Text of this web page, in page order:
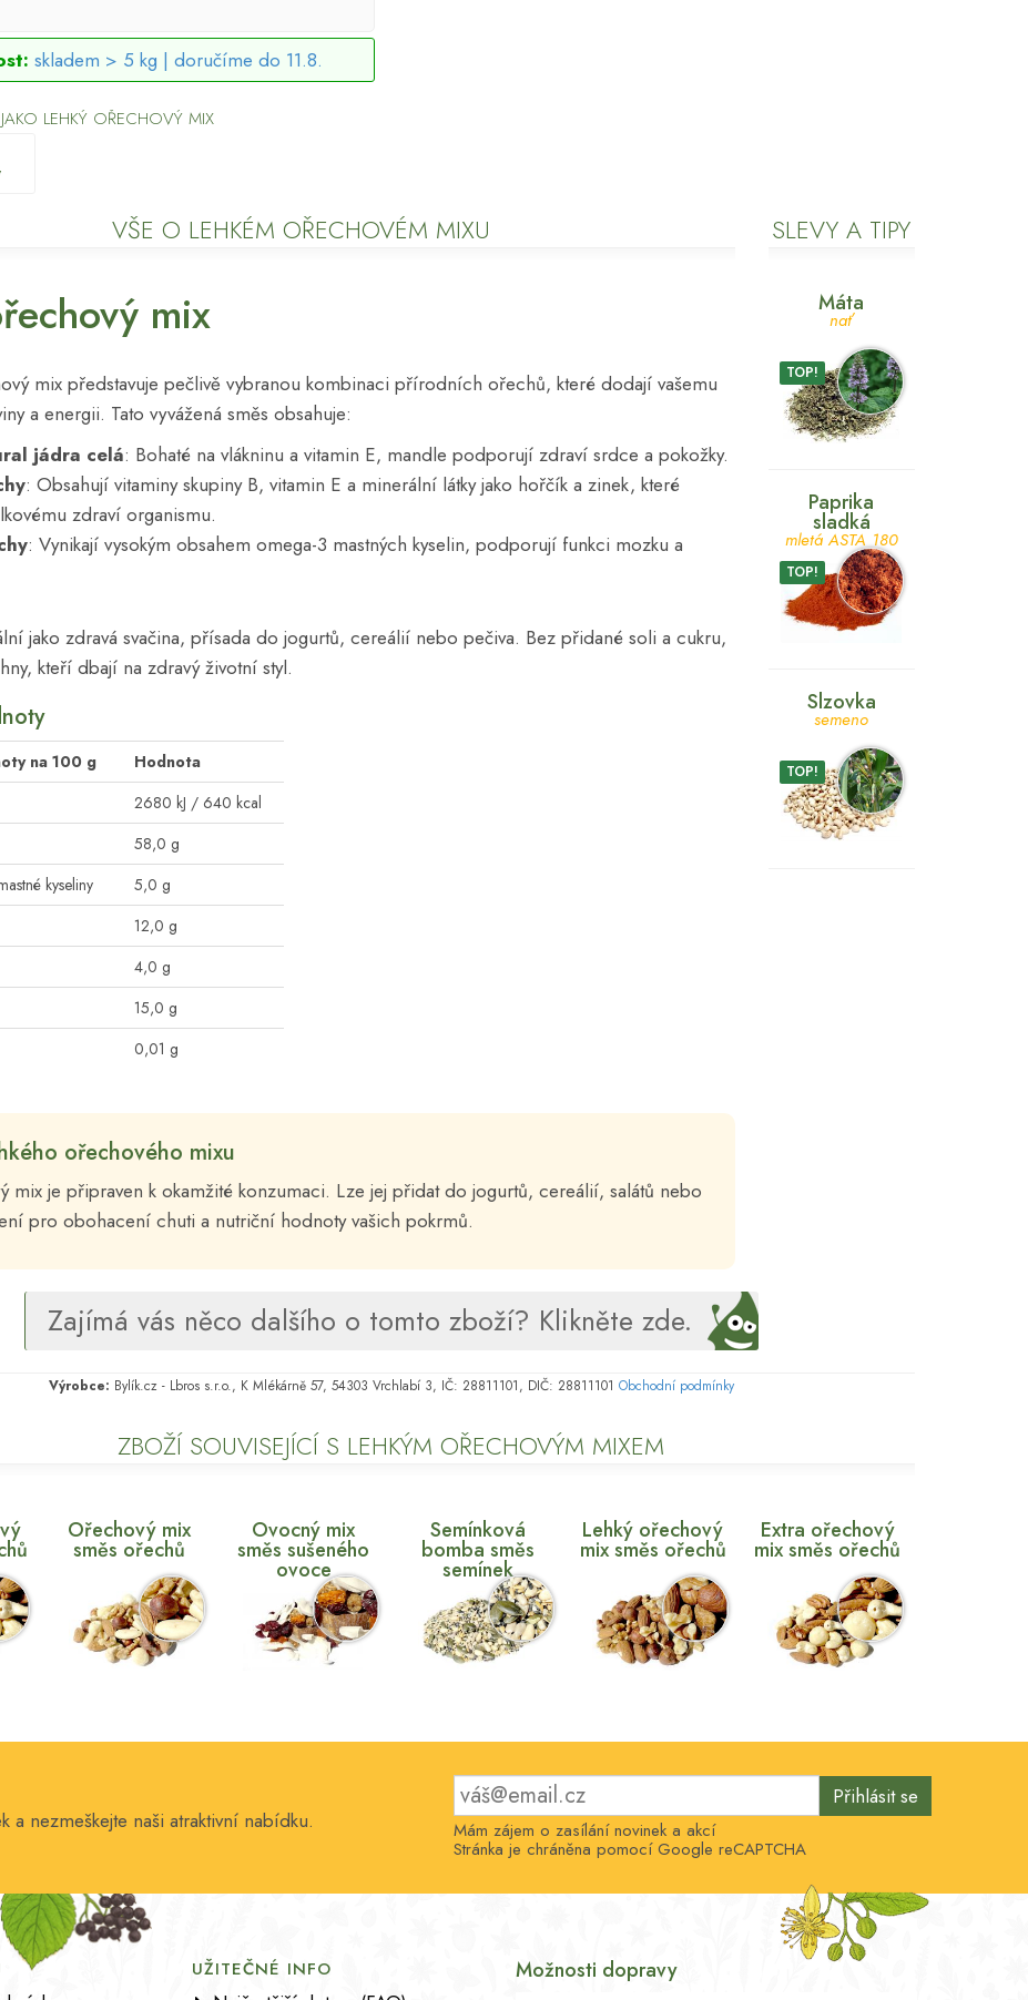
skladem > 5 kg |doručíme do 11.8.
LEHKÝ OŘECHOVÝ MIX
VŠE O LEHKÉM OŘECHOVÉM MIXU
mix
mix představuje pečlivě vybranou kombinaci přírodních ořechů, které dodají vašemu
a energii. Tato vyvážená směs obsahuje:
jádra celá: Bohaté na vlákninu a vitamin E, mandle podporují zdraví srdce a pokožky.
: Obsahují vitaminy skupiny B, vitamin E a minerální látky jako hořčík a zinek, které
zdraví organismu.
: Vynikají vysokým obsahem omega-3 mastných kyselin, podporují funkci mozku a
jako zdravá svačina, přísada do jogurtů, cereálií nebo pečiva. Bez přidané soli a cukru,
kteří dbají na zdravý životní styl.
na 100 g
Hodnota
2680 kJ / 640 kcal
58,0 g
kyseliny
5,0 g
12,0 g
4,0 g
15,0 g
0,01 g
ořechového mixu
mix je připraven k okamžité konzumaci. Lze jej přidat do jogurtů, cereálií, salátů nebo
pro obohacení chuti a nutriční hodnoty vašich pokrmů.
SLEVY A TIPY
Máta
nať
TOP!
Paprika
sladká
mletá ASTA 180
TOP!
Slzovka
semeno
TOP!
Zajímá vás něco dalšího o tomto zboží? Klikněte zde.
Výrobce: Bylík.cz - Lbros s.r.o., K Mlékárně 57, 54303 Vrchlabí 3, IČ: 28811101, DIČ: 28811101 Obchodní podmínky
ZBOŽÍ SOUVISEJÍCÍ S LEHKÝM OŘECHOVÝM MIXEM
Ořechový mix
směs ořechů
Ovocný mix
směs sušeného
ovoce
Semínková
bomba směs
semínek
Lehký ořechový
mix směs ořechů
Extra ořechový
mix směs ořechů
a nezmeškejte naši atraktivní nabídku.
Přihlásit se
Mám zájem o zasílání novinek a akcí
Stránka je chráněna pomocí Google reCAPTCHA
UŽITEČNÉ INFO Možnosti dopravy